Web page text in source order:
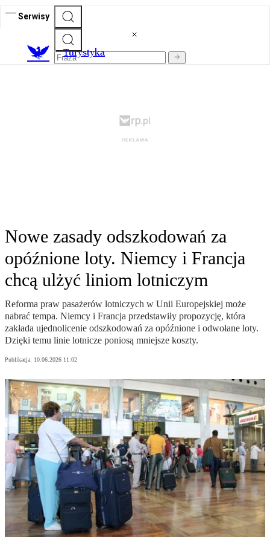
Serwisy
Turystyka
Nowe zasady odszkodowań za
opóźnione loty. Niemcy i Francja
chcą ulżyć liniom lotniczym
Reforma praw pasażerów lotniczych w Unii Europejskiej może
nabrać tempa. Niemcy i Francja przedstawiły propozycję, która
zakłada ujednolicenie odszkodowań za opóźnione i odwołane loty.
Dzięki temu linie lotnicze poniosą mniejsze koszty.
Publikacja: 10.06.2026 11:02